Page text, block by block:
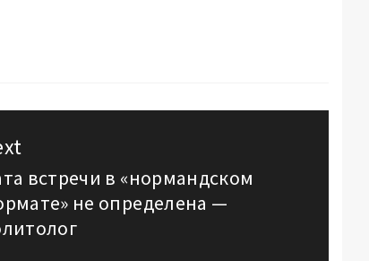
встречи в «нормандском
не определена —